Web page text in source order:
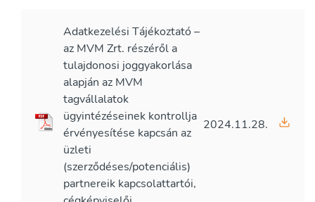
Adatkezelési Tájékoztató –
az MVM Zrt. részéről a
tulajdonosi joggyakorlása
alapján az MVM
tagvállalatok
ügyintézéseinek kontrollja
érvényesítése kapcsán az
üzleti
(szerződéses/potenciális)
partnereik kapcsolattartói,
2024.11.28.